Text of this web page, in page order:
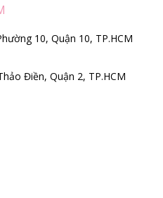
10, Quận 10, TP.HCM
Điền, Quận 2, TP.HCM